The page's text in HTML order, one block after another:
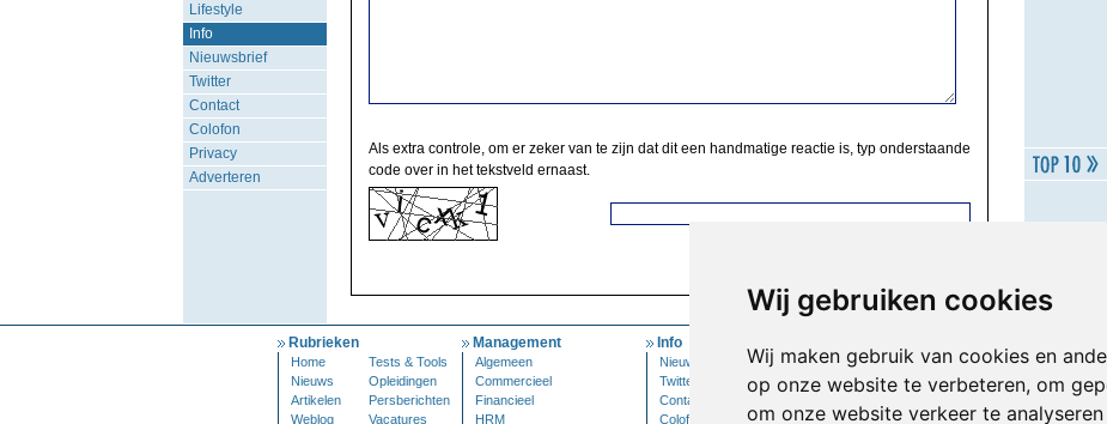
Wij gebruiken cookies
Wij maken gebruik van cookies en
op onze website te verbeteren, om
om onze website verkeer te
Lifestyle
Info
Nieuwsbrief
Twitter
Contact
Colofon
Privacy
Adverteren
Als extra controle, om er zeker van te zijn dat dit een handmatige reactie is, typ onderstaande
code over in het tekstveld ernaast.
Rubrieken
Home
Tests & Tools
Nieuws
Opleidingen
Artikelen
Persberichten
Weblog
Vacatures
Management
Algemeen
Commercieel
Financieel
HRM
Info
Nieuwsbrief
Twitter
Contact
Colofon
Inloggen